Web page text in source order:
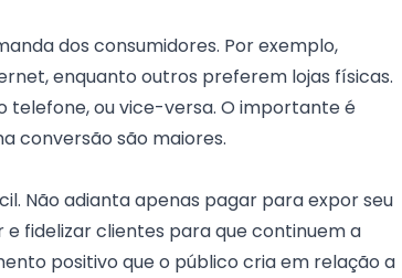
dos consumidores. Por exemplo,
enquanto outros preferem lojas físicas.
ou vice-versa. O importante é
conversão são maiores.
Não adianta apenas pagar para expor seu
fidelizar clientes para que continuem a
positivo que o público cria em relação a